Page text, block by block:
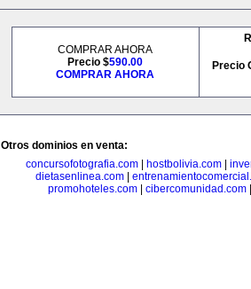
COMPRAR AHORA
Precio $590.00
COMPRAR AHORA
Precio
Otros dominios en venta:
concursofotografia.com| hostbolivia.com|
dietasenlinea.com|
promohoteles.com
cibercomunidad.com